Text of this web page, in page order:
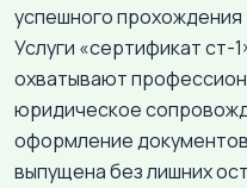
успешного
Услуги «сертификат ст-
охватывают
юридическое
оформление
выпущена без лишних